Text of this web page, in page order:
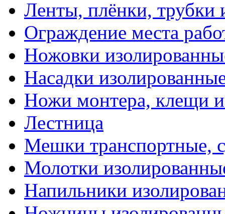
Ленты, плёнки, трубки
Ограждение места
Ножовки
Насадки
Ножи монтера, клещи
Лестница
Мешки транспортные,
Молотки
Напильники